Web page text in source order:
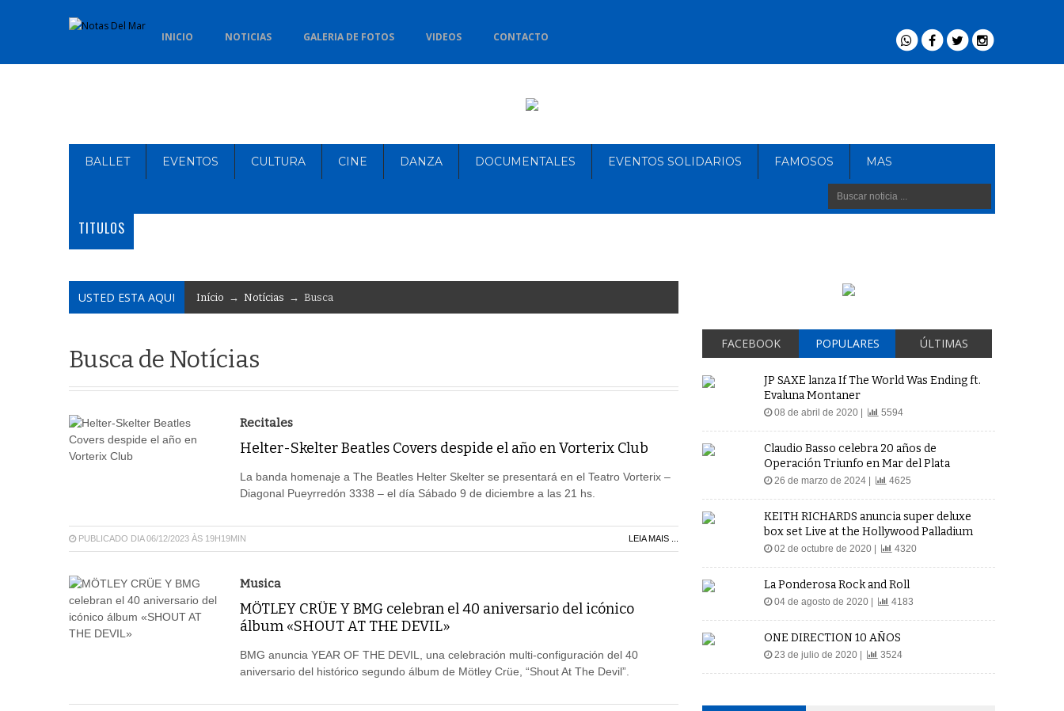
INICIO NOTICIAS GALERIA DE FOTOS VIDEOS CONTACTO
BALLET EVENTOS CULTURA CINE DANZA DOCUMENTALES EVENTOS SOLIDARIOS FAMOSOS MAS
TITULOS
USTED ESTA AQUI Início → Notícias → Busca
Busca de Notícias
Recitales
Helter-Skelter Beatles Covers despide el año en Vorterix Club
La banda homenaje a The Beatles Helter Skelter se presentará en el Teatro Vorterix –
Diagonal Pueyrredón 3338 – el día Sábado 9 de diciembre a las 21 hs.
PUBLICADO DIA 06/12/2023 ÀS 19H19MIN LEIA MAIS ...
Musica
MÖTLEY CRÜE Y BMG celebran el 40 aniversario del icónico
álbum «SHOUT AT THE DEVIL»
BMG anuncia YEAR OF THE DEVIL, una celebración multi-configuración del 40
aniversario del histórico segundo álbum de Mötley Crüe, “Shout At The Devil”.
FACEBOOK POPULARES ÚLTIMAS
JP SAXE lanza If The World Was Ending ft.
Evaluna Montaner
08 de abril de 2020 | 5594
Claudio Basso celebra 20 años de
Operación Triunfo en Mar del Plata
26 de marzo de 2024 | 4625
KEITH RICHARDS anuncia super deluxe
box set Live at the Hollywood Palladium
02 de octubre de 2020 | 4320
La Ponderosa Rock and Roll
04 de agosto de 2020 | 4183
ONE DIRECTION 10 AÑOS
23 de julio de 2020 | 3524